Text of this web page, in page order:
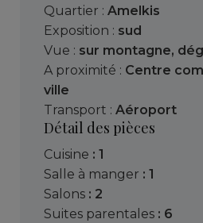
Quartier : Amelkis
Exposition : sud
Vue : sur montagne,
A proximité : Centre
ville
Transport : Aéroport
Détail des pièces
cuisine : 1
salle à manger : 1
salons : 2
suites parentales : 6